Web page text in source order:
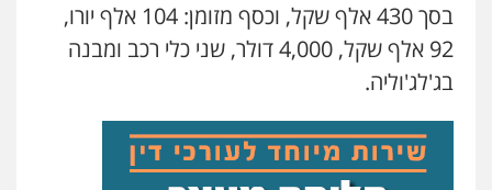
בסך 430 אלף שקל, וכסף מזומן: 104 אלף יורו,
92 אלף שקל, 4,000 דולר, שני כלי רכב ומבנה
בג'לג'וליה.